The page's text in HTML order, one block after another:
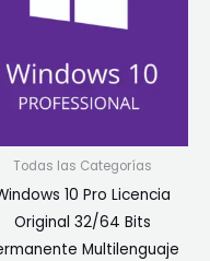
Todas las Categorías
10 Pro Licencia
Original 32/64 Bits
Multilenguaje